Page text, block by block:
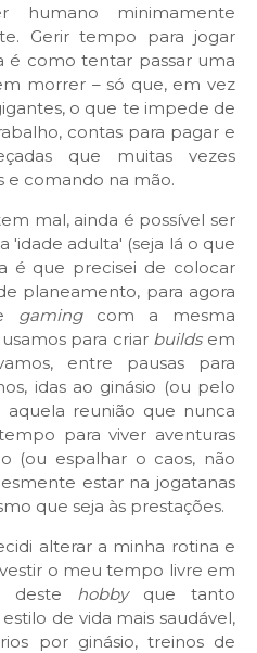
humano minimamente
Gerir tempo para jogar
é como tentar passar uma
morrer – só que, em vez
o que te impede de
contas para pagar e
que muitas vezes
e comando na mão.
mal, ainda é possível ser
'idade adulta' (seja lá o que
é que precisei de colocar
planeamento, para agora
gamingcom a mesma
para criar builds em
entre pausas para
idas ao ginásio (ou pelo
reunião que nunca
para viver aventuras
(ou espalhar o caos, não
estar na jogatanas
que seja às prestações.
alterar a minha rotina e
o meu tempo livre em
deste hobby que tanto
de vida mais saudável,
por ginásio, treinos de